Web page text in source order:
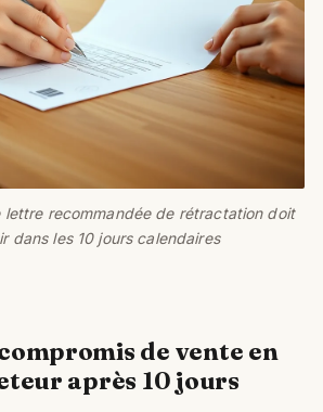
lettre recommandée de rétractation doit
dans les 10 jours calendaires
de vente en
après 10 jours